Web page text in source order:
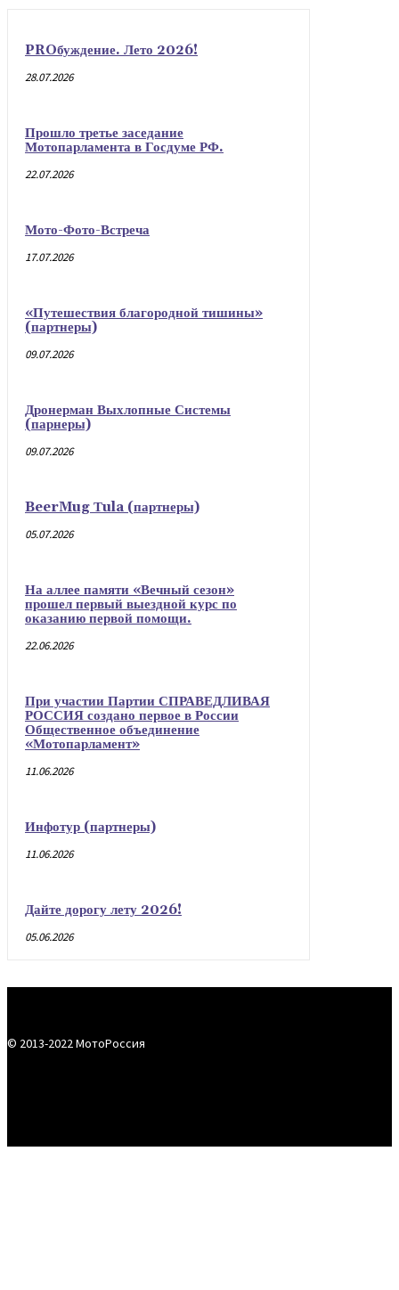
PROбуждение. Лето 2026!
28.07.2026
Прошло третье заседание
Мотопарламента в Госдуме РФ.
22.07.2026
Мото-Фото-Встреча
17.07.2026
«Путешествия благородной тишины»
(партнеры)
09.07.2026
Дронерман Выхлопные Системы
(парнеры)
09.07.2026
BeerMug Тula (партнеры)
05.07.2026
На аллее памяти «Вечный сезон»
прошел первый выездной курс по
оказанию первой помощи.
22.06.2026
При участии Партии СПРАВЕДЛИВАЯ
РОССИЯ создано первое в России
Общественное объединение
«Мотопарламент»
11.06.2026
Инфотур (партнеры)
11.06.2026
Дайте дорогу лету 2026!
05.06.2026
© 2013-2022 МотоРоссия